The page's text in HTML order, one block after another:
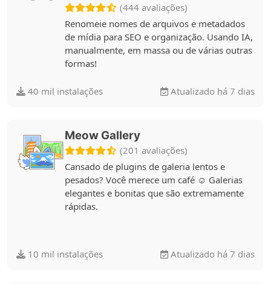
(444 avaliações)
Renomeie nomes de arquivos e metadados
de mídia para SEO e organização. Usando IA,
manualmente, em massa ou de várias outras
formas!
40 mil instalações Atualizado há 7 dias
Meow Gallery
(201 avaliações)
Cansado de plugins de galeria lentos e
pesados? Você merece um café ☺️ Galerias
elegantes e bonitas que são extremamente
rápidas.
10 mil instalações Atualizado há 7 dias